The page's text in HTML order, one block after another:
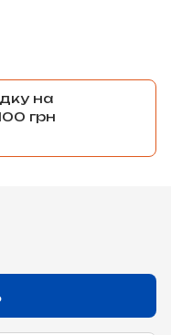
на
грн